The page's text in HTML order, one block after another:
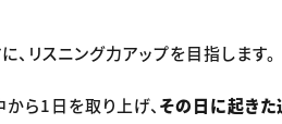
、リスニング力アップを目指します。
ら1日を取り上げ、 その日に起き